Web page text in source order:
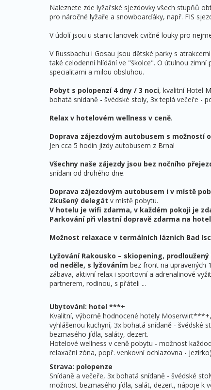
Naleznete zde lyžařské sjezdovky všech stupňů
pro náročné lyžaře a snowboarďáky, např. FIS
V údolí jsou u stanic lanovek cvičné louky pro
V Russbachu i Gosau jsou dětské parky s
také celodenní hlídání ve "školce". O útulnou
specialitami a milou obsluhou.
Pobyt s polopenzí 4 dny / 3 noci, kvalitní Hotel
bohatá snídaně - švédské stoly, 3x teplá večeře -
Relax v hotelovém wellness v ceně.
Doprava zájezdovým autobusem s možností
Jen cca 5 hodin jízdy autobusem z Brna!
Všechny naše zájezdy jsou bez nočního
snídani od druhého dne.
Doprava zájezdovým autobusem i v místě
Zkušený delegát v místě pobytu.
V hotelu je wifi zdarma, v každém pokoji je
Parkování při vlastní dopravě zdarma na
Možnost relaxace v termálních lázních Bad
Lyžování Rakousko – skiopening,
od neděle, s lyžováním bez front na upravených
zábava, aktivní relax i sportovní a adrenalinové
partnerem, rodinou, s přáteli ...
Ubytování: hotel ***+
Kvalitní, výborně hodnocené hotely
vyhlášenou kuchyní, 3x bohatá snídaně - švédské
bezmasého jídla, saláty, dezert.
Hotelové wellness v ceně pobytu - možnost
relaxační zóna, popř. venkovní ochlazovna -
Strava: polopenze
Snídaně a večeře, 3x bohatá snídaně - švédské
možnost bezmasého jídla, salát, dezert, nápoje k